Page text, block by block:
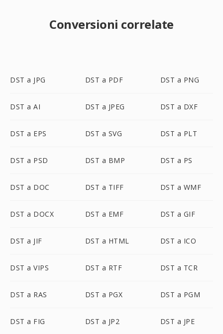
Conversioni correlate
DST a JPG DST a PDF DST a PNG
DST a AI DST a JPEG DST a DXF
DST a EPS DST a SVG DST a PLT
DST a PSD DST a BMP DST a PS
DST a DOC DST a TIFF DST a WMF
DST a DOCX DST a EMF DST a GIF
DST a JIF DST a HTML DST a ICO
DST a VIPS DST a RTF DST a TCR
DST a RAS DST a PGX DST a PGM
DST a FIG DST a JP2 DST a JPE